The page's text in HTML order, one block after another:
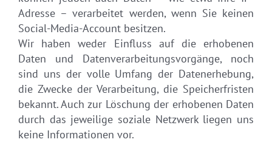
Adresse – verarbeitet werden, wenn Sie keinen
Social-Media-Account besitzen.
Wir haben weder Einfluss auf die erhobenen
Daten und Datenverarbeitungsvorgänge, noch
sind uns der volle Umfang der Datenerhebung,
die Zwecke der Verarbeitung, die Speicherfristen
bekannt. Auch zur Löschung der erhobenen Daten
durch das jeweilige soziale Netzwerk liegen uns
keine Informationen vor.